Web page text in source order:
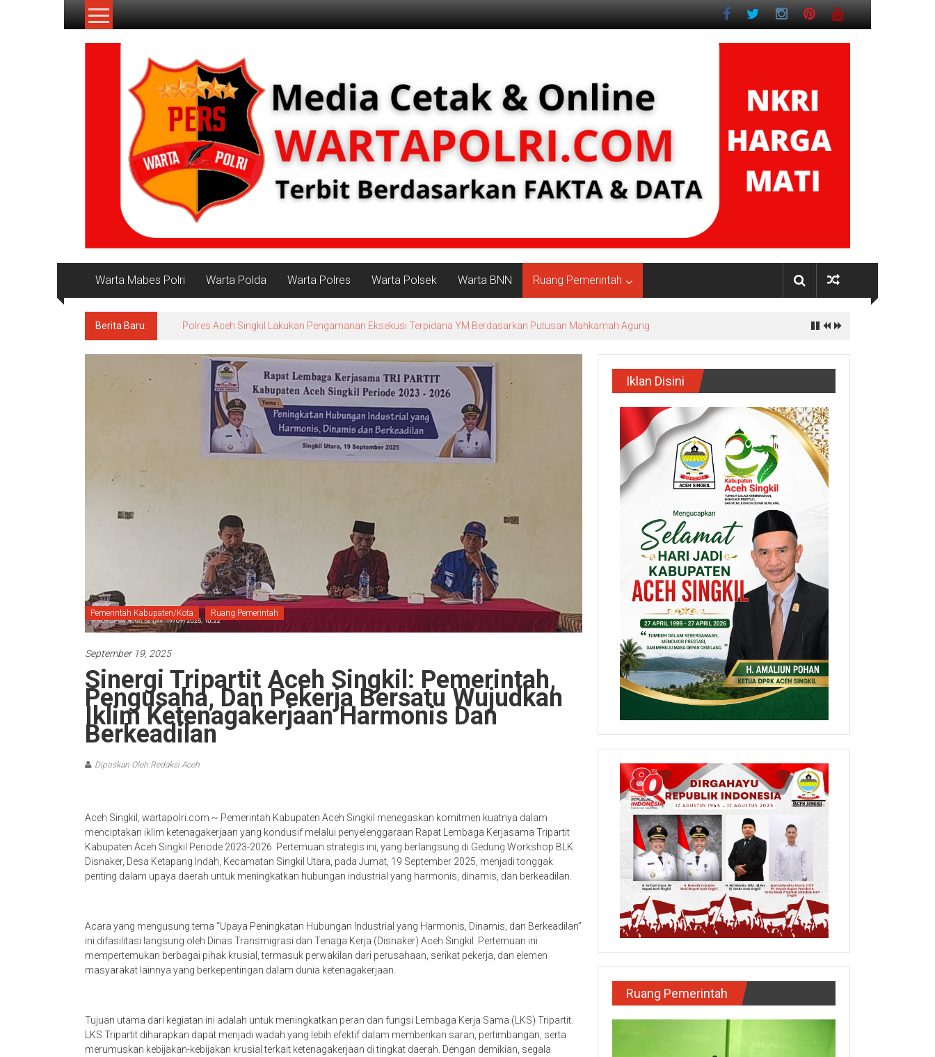
Lompat
Jurnalisme
Warta Mabes Polri Warta Polda Warta Polres Warta Polsek Warta BNN Ruang Pemerintah
Berita Baru: Polres Aceh Singkil Lakukan Pengamanan Eksekusi Terpidana YM Berdasarkan Putusan Mahkamah Agung
Pemerintah Kabupaten/Kota Ruang Pemerintah
September 19, 2025
Sinergi Tripartit Aceh Singkil: Pemerintah,
Pengusaha, Dan Pekerja Bersatu Wujudkan
Iklim Ketenagakerjaan Harmonis Dan
Berkeadilan
Diposkan Oleh:Redaksi Aceh
Aceh Singkil, wartapolri.com ~ Pemerintah Kabupaten Aceh Singkil menegaskan komitmen kuatnya dalam
menciptakan iklim ketenagakerjaan yang kondusif melalui penyelenggaraan Rapat Lembaga Kerjasama Tripartit
Kabupaten Aceh Singkil Periode 2023-2026. Pertemuan strategis ini, yang berlangsung di Gedung Workshop BLK
Disnaker, Desa Ketapang Indah, Kecamatan Singkil Utara, pada Jumat, 19 September 2025, menjadi tonggak
penting dalam upaya daerah untuk meningkatkan hubungan industrial yang harmonis, dinamis, dan berkeadilan.
Acara yang mengusung tema “Upaya Peningkatan Hubungan Industrial yang Harmonis, Dinamis, dan Berkeadilan”
ini difasilitasi langsung oleh Dinas Transmigrasi dan Tenaga Kerja (Disnaker) Aceh Singkil. Pertemuan ini
mempertemukan berbagai pihak krusial, termasuk perwakilan dari perusahaan, serikat pekerja, dan elemen
masyarakat lainnya yang berkepentingan dalam dunia ketenagakerjaan.
Tujuan utama dari kegiatan ini adalah untuk meningkatkan peran dan fungsi Lembaga Kerja Sama (LKS) Tripartit.
LKS Tripartit diharapkan dapat menjadi wadah yang lebih efektif dalam memberikan saran, pertimbangan, serta
merumuskan kebijakan-kebijakan krusial terkait ketenagakerjaan di tingkat daerah. Dengan demikian, segala
Iklan Disini
Ruang Pemerintah